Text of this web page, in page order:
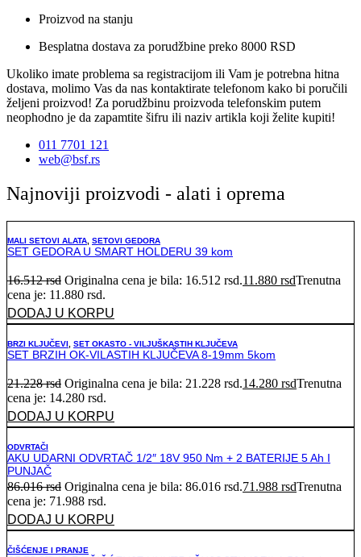
Proizvod na stanju
Besplatna dostava za porudžbine preko 8000 RSD
Ukoliko imate problema sa registracijom ili Vam je potrebna hitna
dostava, molimo Vas da nas kontaktirate telefonom kako bi poručili
željeni proizvod! Za porudžbinu proizvoda telefonskim putem
neophodno je da zapamtite šifru ili naziv artikla koji želite kupiti!
011 7701 121
web@bsf.rs
Najnoviji proizvodi - alati i oprema
MALI SETOVI ALATA SETOVI GEDORA
SET GEDORA U SMART HOLDERU 39 kom
16.512rsd Originalna cena je bila: 16.512 rsd.11.880 rsdTrenutna
cena je: 11.880 rsd.
DODAJ U KORPU
BRZI KLJUČEVI SET OKASTO - VILJUŠKASTIH KLJUČEVA
SET BRZIH OK-VILASTIH KLJUČEVA 8-19mm 5kom
21.228rsd Originalna cena je bila: 21.228 rsd.14.280 rsdTrenutna
cena je: 14.280 rsd.
DODAJ U KORPU
ODVRTAČI
AKU UDARNI ODVRTAČ 1/2″ 18V 950 Nm + 2 BATERIJE 5 Ah I
PUNJAČ
86.016rsd Originalna cena je bila: 86.016 rsd.71.988 rsdTrenutna
cena je: 71.988 rsd.
DODAJ U KORPU
ČIŠĆENJE I PRANJE